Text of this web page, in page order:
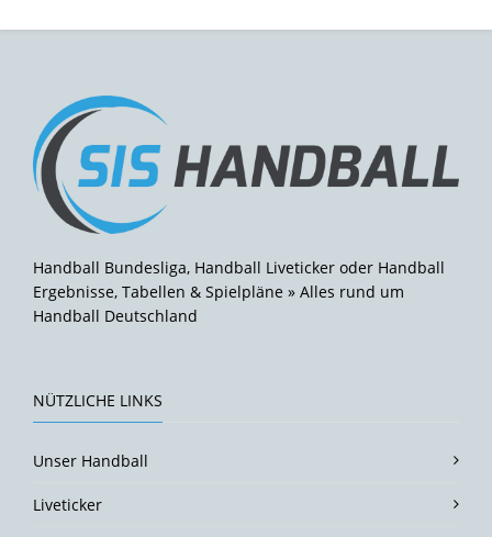
Handball Bundesliga, Handball Liveticker oder Handball
Ergebnisse, Tabellen & Spielpläne » Alles rund um
Handball Deutschland
NÜTZLICHE LINKS
Unser Handball
Liveticker